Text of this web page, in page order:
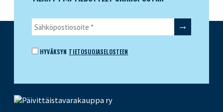
HYVÄKSYN TIETOSUOJASELOSTEEN